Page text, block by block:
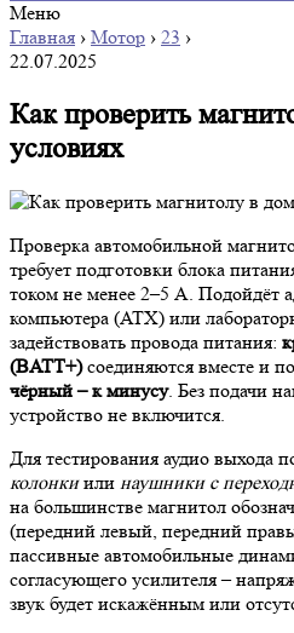
Меню
Главная › Мотор › 23 ›
22.07.2025
Как проверить
условиях
Проверка автомобильной
требует подготовки блока
током не менее 2–5 А. Подойдёт
компьютера (ATX) или
задействовать провода питания:
(BATT+)соединяются вместе и
чёрный – к минусу. Без подачи
устройство не включится.
Для тестирования аудио выхода
колонкиили наушники с
на большинстве магнитол
(передний левый, передний
пассивные автомобильные
согласующего усилителя –
звук будет искажённым или